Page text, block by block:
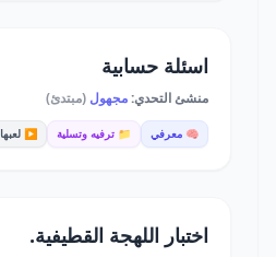
اسئلة حسابية
منشئ التحدي:مجهول (مبتدئ)
🧠 معرفي 📁 ترفيه وتسلية ▶️ لعبها 31
اختبار اللهجة القطيفية.